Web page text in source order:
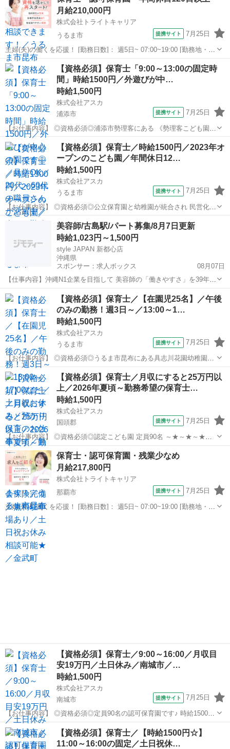
月給210,000円
株式会社トライトキャリア
うるま市
提携サイト 7月25日
主婦(夫)の働くを応援！ [勤務日数]： 週5日~ 07:00~19:00 [勤務地・最
寄駅]： 沖縄県うるま市石川曙3丁目3番10号 非公開 北大路駅 [職種
名]：保育士・認可保育園・年間休日120日以上 [求人...
沖縄 うるま市 保育士
【資格必須】保育士「9:00～13:00の固定時
間」時給1500円／外遊びが中…
時給1,500円
株式会社アスカ
浦添市
提携サイト 7月25日
【お仕事内容】 ◎資格必須◎浦添市勢理客にある 《勢理客こども園》
で保育士さんを 募集しています(*^▽^*) 興味がある方、一度 見学へ行
きませんか？♪ ☆ 勤務について ＿＿＿＿＿＿＿＿＿＿＿＿＿＿ 雇用
形態：派遣 ...
沖縄 浦添市 保育士
【資格必須】保育士／時給1500円／2023年オ
ープンのこども園／年間休日12…
時給1,500円
株式会社アスカ
うるま市
提携サイト 7月25日
【お仕事内容】 ◎資格必須◎公立保育園と幼稚園が統合され 民営化さ
れた認定こども園です♪ 0～5歳児受け入れしています！ 現在、111名
子ども達が自発...
うるま市 保育士
美容師/古島駅/パート募集/8月7日更新
時給1,023円～1,500円
style JAPAN 新都心店
沖縄県
スポンサー：求人ボックス
08月07日
【仕事内容】沖縄N1企業を目指して 美容師の「働きやすさ」を39年間
考えてきました <募集職種> 美容師 <仕事内容> 美容師施術を中心とし
たサロン内業務全般 技術講習あり ブランクOK ヘッドスパ,ヘアセット
<必要経験> スタ...
アルバイト・パート
【資格必須】保育士／【在園児25名】／午後
のみの勤務！週3日～／13:00～1…
時給1,500円
株式会社アスカ
うるま市
提携サイト 7月25日
【お仕事内容】 ◎資格必須◎うるま市昆布にある具志川花園幼稚園で
新規求人でました～＾＾☆彡 在園児25名の幼稚園になります☆ ～★～
★～★～★～★～★～★～ この求人のPOINT！ 時給1500円！ 3か月の
みの勤務...
沖縄 うるま市 保育士
【資格必須】保育士／月収にすると25万円以
上／2026年夏頃～勤務希望の保育士…
時給1,500円
株式会社アスカ
国頭郡
提携サイト 7月25日
【お仕事内容】 ◎資格必須◎認定こども園 定員90名 ～★～★～★～
★～★～★～★～ この求人のPOINT！ ■時給1500円！ 月給にすると
25万円以上～ ■3か月のみの勤務など 短期の方も大歓迎です◎ ■交通
費...
沖縄 国頭郡 保育士
保育士・認可保育園・残業少なめ
月給217,800円
株式会社トライトキャリア
那覇市
提携サイト 7月25日
主婦(夫)の働くを応援！ [勤務日数]： 週5日~ 07:00~19:00 [勤務地・最
寄駅]： 沖縄県那覇市天久2-25-16 非公開 新羽駅自動車8分 [職種名]：
沖縄 那覇市
【資格必須】保育士／9:00～16:00／月収目
安19万円／土日休み／南城市／…
時給1,500円
株式会社アスカ
南城市
提携サイト 7月25日
【お仕事内容】 ◎資格必須◎定員90名の認可保育園です♪ 時給1500円
☆高時給のパートタイムのお仕事です！ 保育業務全般のお手伝いをお
願いします◎ 子育て中の保育士さんも多くご活躍されており、 お休み
の調整もしやすいの...
沖縄 保育士
【資格必須】保育士／【時給1500円☆】
11:00～16:00の固定／土日祝休…